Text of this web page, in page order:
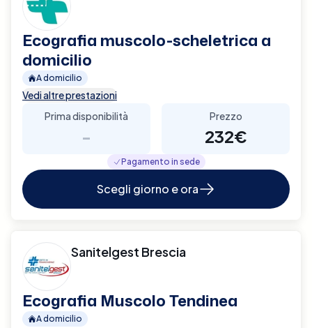
Ecografia muscolo-scheletrica a
domicilio
A domicilio
Vedi altre prestazioni
Prima disponibilità
-
Prezzo
232€
Pagamento in sede
Scegli giorno e ora
Sanitelgest Brescia
Ecografia Muscolo Tendinea
A domicilio